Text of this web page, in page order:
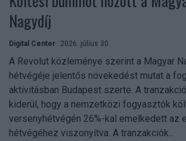
Nagydíj
Digital Center 2026. július 30.
A Revolut közleménye szerint a Magyar
hétvégéje jelentős növekedést mutat a
aktivitásban Budapest szerte. A
kiderül, hogy a nemzetközi fogyasztók
versenyhétvégén 26%-kal emelkedett az
hétvégéhez viszonyítva. A tranzakciók...